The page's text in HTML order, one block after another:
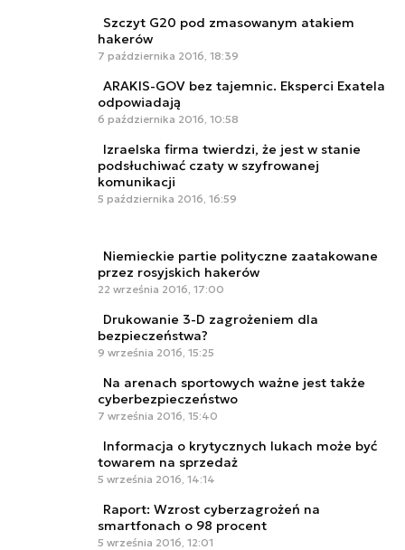
Szczyt G20 pod zmasowanym atakiem
hakerów
7 października 2016, 18:39
ARAKIS-GOV bez tajemnic. Eksperci Exatela
odpowiadają
6 października 2016, 10:58
Izraelska firma twierdzi, że jest w stanie
podsłuchiwać czaty w szyfrowanej
komunikacji
5 października 2016, 16:59
Niemieckie partie polityczne zaatakowane
przez rosyjskich hakerów
22 września 2016, 17:00
Drukowanie 3-D zagrożeniem dla
bezpieczeństwa?
9 września 2016, 15:25
Na arenach sportowych ważne jest także
cyberbezpieczeństwo
7 września 2016, 15:40
Informacja o krytycznych lukach może być
towarem na sprzedaż
5 września 2016, 14:14
Raport: Wzrost cyberzagrożeń na
smartfonach o 98 procent
5 września 2016, 12:01